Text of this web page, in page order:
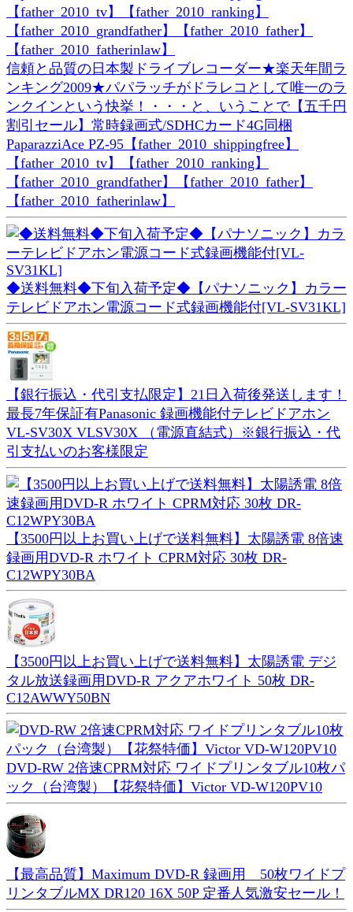
信頼と品質の日本製ドライブレコーダー★楽天年間ラ
ンキング2009★パパラッチがドラレコとして唯一のラ
ンクインという快挙！・・・と、いうことで【五千円
割引セール】常時録画式/SDHCカード4G同梱
PaparazziAce PZ-95【father_2010_shippingfree】
【father_2010_tv】【father_2010_ranking】
【father_2010_grandfather】【father_2010_father】
【father_2010_fatherinlaw】
◆送料無料◆下旬入荷予定◆【パナソニック】カラー
テレビドアホン電源コード式録画機能付[VL-SV31KL]
【銀行振込・代引支払限定】21日入荷後発送します！
最長7年保証有Panasonic 録画機能付テレビドアホン
VL-SV30X VLSV30X （電源直結式）※銀行振込・代
引支払いのお客様限定
【3500円以上お買い上げで送料無料】太陽誘電 8倍速
録画用DVD-R ホワイト CPRM対応 30枚 DR-
C12WPY30BA
【3500円以上お買い上げで送料無料】太陽誘電 デジ
タル放送録画用DVD-R アクアホワイト 50枚 DR-
C12AWWY50BN
DVD-RW 2倍速CPRM対応 ワイドプリンタブル10枚パ
ック（台湾製）【花祭特価】Victor VD-W120PV10
【最高品質】Maximum DVD-R 録画用 50枚ワイドプ
リンタブルMX DR120 16X 50P 定番人気激安セール！